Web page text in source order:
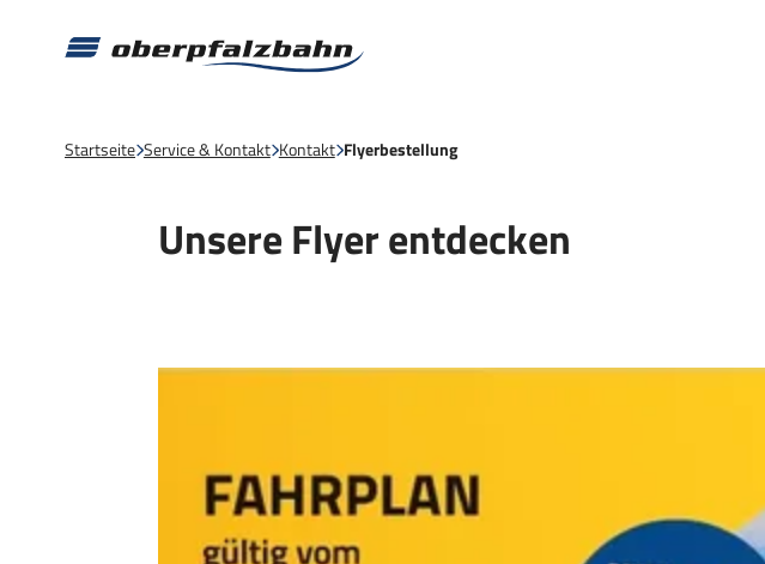
Startseite Service & Kontakt Kontakt Flyerbestellung
Unsere Flyer entdecken